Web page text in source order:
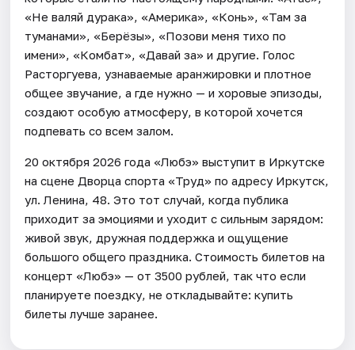
«Не валяй дурака», «Америка», «Конь», «Там за
туманами», «Берёзы», «Позови меня тихо по
имени», «Комбат», «Давай за» и другие. Голос
Расторгуева, узнаваемые аранжировки и плотное
общее звучание, а где нужно — и хоровые эпизоды,
создают особую атмосферу, в которой хочется
подпевать со всем залом.
20 октября 2026 года «Любэ» выступит в Иркутске
на сцене Дворца спорта «Труд» по адресу Иркутск,
ул. Ленина, 48. Это тот случай, когда публика
приходит за эмоциями и уходит с сильным зарядом:
живой звук, дружная поддержка и ощущение
большого общего праздника. Стоимость билетов на
концерт «Любэ» — от 3500 рублей, так что если
планируете поездку, не откладывайте: купить
билеты лучше заранее.